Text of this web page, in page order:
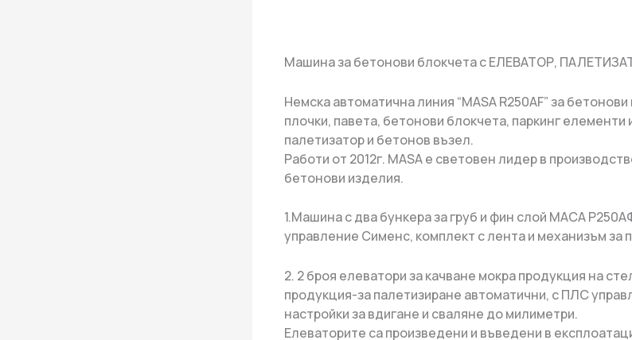
Машина за бетонови блокчета с ЕЛЕВАТОР,
Немска автоматична линия “MASA R250AF” за
плочки, павета, бетонови блокчета, паркинг елементи
палетизатор и бетонов възел.
Работи от 2012г. MASA е световен лидер в
бетонови изделия.
1.Машина с два бункера за груб и фин слой МАСА
управление Сименс, комплект с лента и механизъм за
2. 2 броя елеватори за качване мокра продукция на
продукция-за палетизиране автоматични, с ПЛС
настройки за вдигане и сваляне до милиметри.
Елеваторите са произведени и въведени в